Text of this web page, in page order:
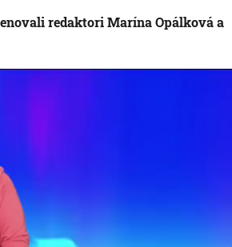
redaktori Marína Opálková a